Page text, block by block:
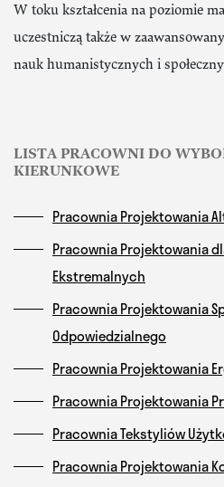
W toku kształcenia na poziomie
uczestniczą także w
nauk humanistycznych i
LISTA PRACOWNI DO
KIERUNKOWE
Pracownia Projektowania
Pracownia Projektowania
Ekstremalnych
Pracownia Projektowania
Odpowiedzialnego
Pracownia Projektowania
Pracownia Projektowania
Pracownia Tekstyliów
Pracownia Projektowania